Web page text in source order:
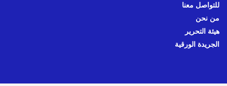
للتواصل معنا
من نحن
هيئة التحرير
الجريدة الورقية